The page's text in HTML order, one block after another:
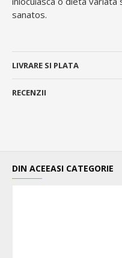
sanatos.
LIVRARE SI PLATA
RECENZII
DIN ACEEASI CATEGORIE